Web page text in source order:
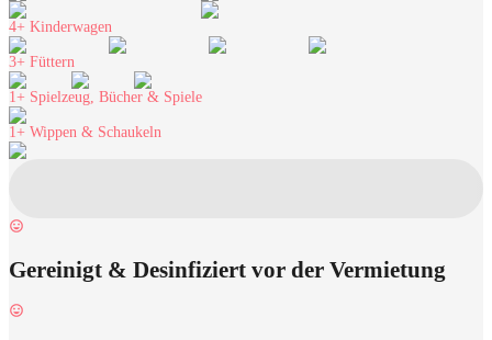
4+ Kinderwagen
3+ Füttern
1+ Spielzeug, Bücher & Spiele
1+ Wippen & Schaukeln
Gereinigt & Desinfiziert vor der Vermietung